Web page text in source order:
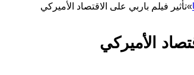
»تأثير فيلم باربي على الاقتصاد الأميركي
الأميركي